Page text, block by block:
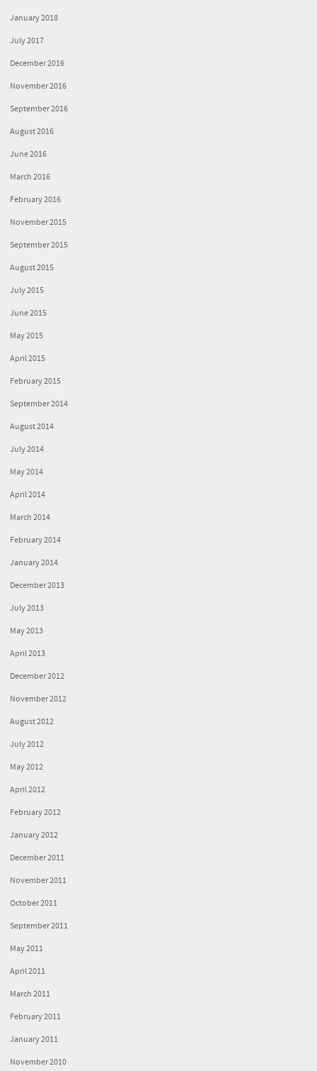
January 2018
July 2017
December 2016
November 2016
September 2016
August 2016
June 2016
March 2016
February 2016
November 2015
September 2015
August 2015
July 2015
June 2015
May 2015
April 2015
February 2015
September 2014
August 2014
July 2014
May 2014
April 2014
March 2014
February 2014
January 2014
December 2013
July 2013
May 2013
April 2013
December 2012
November 2012
August 2012
July 2012
May 2012
April 2012
February 2012
January 2012
December 2011
November 2011
October 2011
September 2011
May 2011
April 2011
March 2011
February 2011
January 2011
November 2010